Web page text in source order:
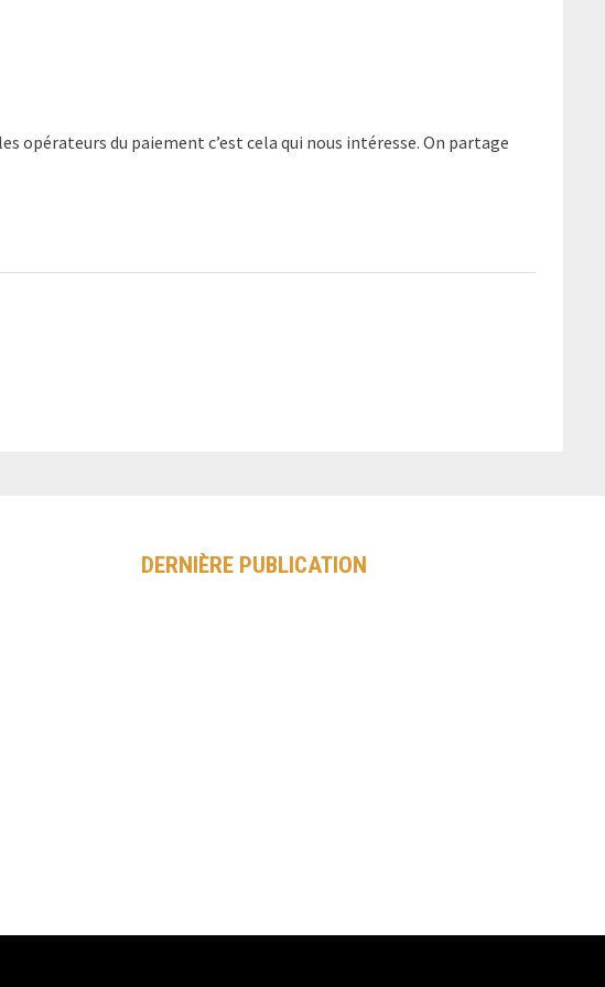
opérateurs du paiement c’est cela qui nous intéresse. On partage
DERNIÈRE PUBLICATION